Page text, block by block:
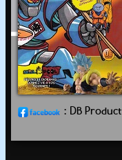
: DB Product